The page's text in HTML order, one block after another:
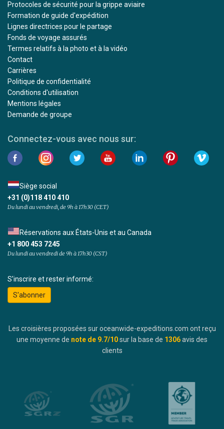
Protocoles de sécurité pour la grippe aviaire
Formation de guide d'expédition
Lignes directrices pour le partage
Fonds de voyage assurés
Termes relatifs à la photo et à la vidéo
Contact
Carrières
Politique de confidentialité
Conditions d'utilisation
Mentions légales
Demande de groupe
Connectez-vous avec nous sur:
Siège social
+31 (0)118 410 410
Du lundi au vendredi, de 9h à 17h30 (CET)
Réservations aux États-Unis et au Canada
+1 800 453 7245
Du lundi au vendredi de 9h à 17h30 (CST)
S'inscrire et rester informé:
S'abonner
Les croisières proposées sur oceanwide-expeditions.com ont reçu
une moyenne de note de 9.7/10sur la base de 1306avis des
clients